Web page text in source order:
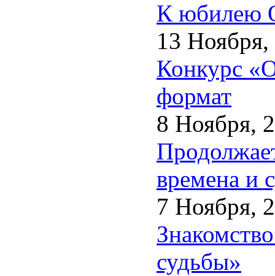
К юбилею
13 Ноября,
Конкурс
формат
8 Ноября,
времена и
7 Ноября,
судьбы»